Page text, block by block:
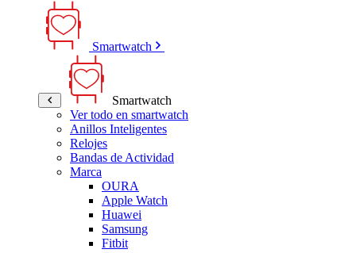
Smartwatch
Smartwatch
Ver todo en smartwatch
Anillos Inteligentes
Relojes
Bandas de Actividad
Marca
OURA
Apple Watch
Huawei
Samsung
Fitbit